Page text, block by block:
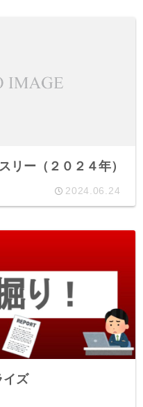
リー（２０２４年）
2024.06.24
イズ